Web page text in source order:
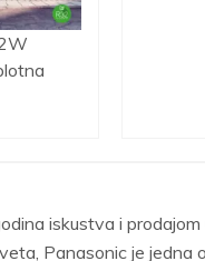
iskustva i
Panasonic je jedna